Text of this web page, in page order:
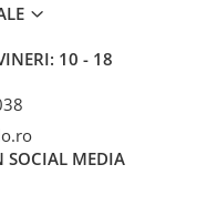
10 - 18
SOCIAL MEDIA